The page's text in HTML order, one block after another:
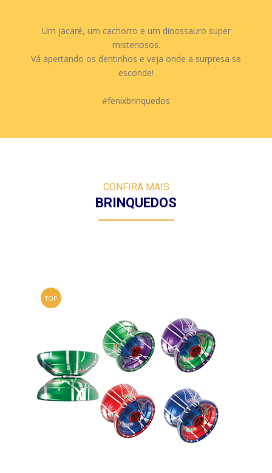
Um jacaré, um cachorro e um dinossauro super
misteriosos.
Vá apertando os dentinhos e veja onde a surpresa se
esconde!
#fenixbrinquedos
CONFIRA MAIS
BRINQUEDOS
TOP